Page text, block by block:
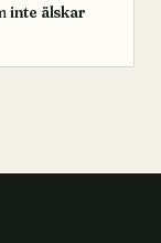
inte älskar